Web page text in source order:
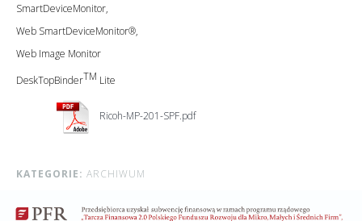
SmartDeviceMonitor,
Web SmartDeviceMonitor®,
Web Image Monitor
DeskTopBinderTM Lite
Ricoh-MP-201-SPF.pdf
KATEGORIE: ARCHIWUM